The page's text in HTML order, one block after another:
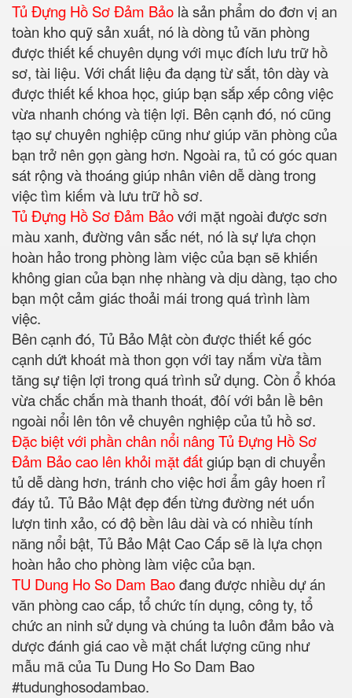
Tủ Đựng Hồ Sơ Đảm Bảo là sản phẩm do đơn vị an
toàn kho quỹ sản xuất, nó là dòng tủ văn phòng
được thiết kế chuyên dụng với mục đích lưu trữ hồ
sơ, tài liệu. Với chất liệu đa dạng từ sắt, tôn dày và
được thiết kế khoa học, giúp bạn sắp xếp công việc
vừa nhanh chóng và tiện lợi. Bên cạnh đó, nó cũng
tạo sự chuyên nghiệp cũng như giúp văn phòng của
bạn trở nên gọn gàng hơn. Ngoài ra, tủ có góc quan
sát rộng và thoáng giúp nhân viên dễ dàng trong
việc tìm kiếm và lưu trữ hồ sơ.
Tủ Đựng Hồ Sơ Đảm Bảovới mặt ngoài được sơn
màu xanh, đường vân sắc nét, nó là sự lựa chọn
hoàn hảo trong phòng làm việc của bạn sẽ khiến
không gian của bạn nhẹ nhàng và dịu dàng, tạo cho
bạn một cảm giác thoải mái trong quá trình làm
việc.
Bên cạnh đó, Tủ Bảo Mật còn được thiết kế góc
cạnh dứt khoát mà thon gọn với tay nắm vừa tầm
tăng sự tiện lợi trong quá trình sử dụng. Còn ổ khóa
vừa chắc chắn mà thanh thoát, đôí với bản lề bên
ngoài nổi lên tôn vẻ chuyên nghiệp của tủ hồ sơ.
Đặc biệt với phần chân nổi nâng Tủ Đựng Hồ Sơ
Đảm Bảo cao lên khỏi mặt đấtgiúp bạn di chuyển
tủ dễ dàng hơn, tránh cho việc hơi ẩm gây hoen rỉ
đáy tủ. Tủ Bảo Mật đẹp đến từng đường nét uốn
lượn tinh xảo, có độ bền lâu dài và có nhiều tính
năng nổi bật, Tủ Bảo Mật Cao Cấp sẽ là lựa chọn
hoàn hảo cho phòng làm việc của bạn.
TU Dung Ho So Dam Baođang được nhiều dự án
văn phòng cao cấp, tổ chức tín dụng, công ty, tổ
chức an ninh sử dụng và chúng ta luôn đảm bảo và
dược đánh giá cao về mặt chất lượng cũng như
mẫu mã của Tu Dung Ho So Dam Bao
#tudunghosodambao.